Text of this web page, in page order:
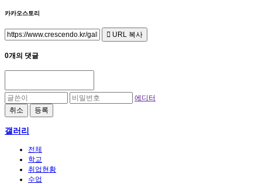
카카오스토리
URL 복사
0개의 댓글
에디터
취소
등록
갤러리
전체
학교
취업현황
수업